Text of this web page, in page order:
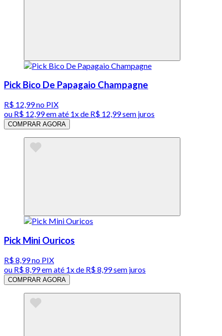
Pick Bico De Papagaio Champagne
R$ 12,99no PIX
ou R$ 12,99em até 1x de R$ 12,99sem juros
COMPRAR AGORA
Pick Mini Ouricos
R$ 8,99no PIX
ou R$ 8,99em até 1x de R$ 8,99sem juros
COMPRAR AGORA